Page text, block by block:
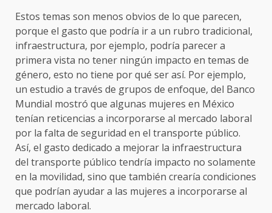
Estos temas son menos obvios de lo que parecen,
porque el gasto que podría ir a un rubro tradicional,
infraestructura, por ejemplo, podría parecer a
primera vista no tener ningún impacto en temas de
género, esto no tiene por qué ser así. Por ejemplo,
un estudio a través de grupos de enfoque, del Banco
Mundial mostró que algunas mujeres en México
tenían reticencias a incorporarse al mercado laboral
por la falta de seguridad en el transporte público.
Así, el gasto dedicado a mejorar la infraestructura
del transporte público tendría impacto no solamente
en la movilidad, sino que también crearía condiciones
que podrían ayudar a las mujeres a incorporarse al
mercado laboral.